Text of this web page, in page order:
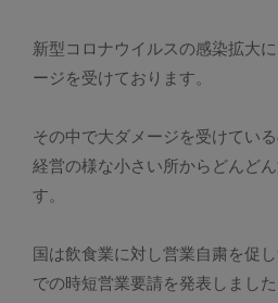
新型コロナウイルスの感染拡大
ージを受けております。
その中で大ダメージを受けてい
経営の様な小さい所からどんど
す。
国は飲食業に対し営業自粛を促
での時短営業要請を発表しました